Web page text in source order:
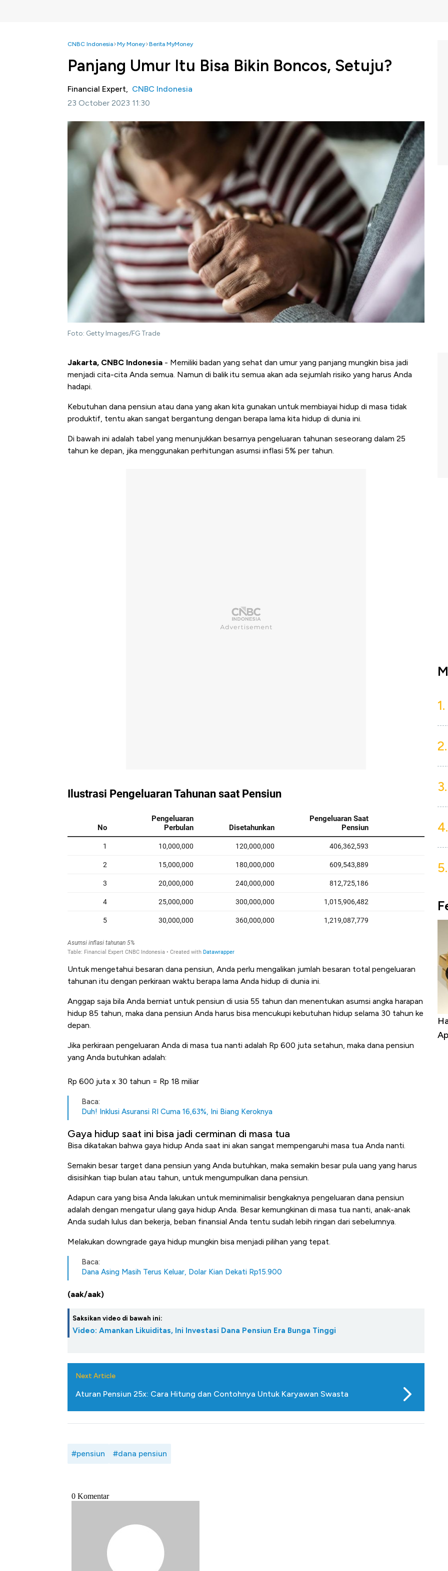
CNBC Indonesia My Money Berita MyMoney
Panjang Umur Itu Bisa Bikin Boncos, Setuju?
Financial Expert, CNBC Indonesia
23 October 2023 11:30
Foto: Getty Images/FG Trade
Jakarta, CNBC Indonesia - Memiliki badan yang sehat dan umur yang panjang mungkin bisa jadi
menjadi cita-cita Anda semua. Namun di balik itu semua akan ada sejumlah risiko yang harus Anda
hadapi.
Kebutuhan dana pensiun atau dana yang akan kita gunakan untuk membiayai hidup di masa tidak
produktif, tentu akan sangat bergantung dengan berapa lama kita hidup di dunia ini.
Di bawah ini adalah tabel yang menunjukkan besarnya pengeluaran tahunan seseorang dalam 25
tahun ke depan, jika menggunakan perhitungan asumsi inflasi 5% per tahun.
Untuk mengetahui besaran dana pensiun, Anda perlu mengalikan jumlah besaran total pengeluaran
tahunan itu dengan perkiraan waktu berapa lama Anda hidup di dunia ini.
Anggap saja bila Anda berniat untuk pensiun di usia 55 tahun dan menentukan asumsi angka harapan
hidup 85 tahun, maka dana pensiun Anda harus bisa mencukupi kebutuhan hidup selama 30 tahun ke
depan.
Jika perkiraan pengeluaran Anda di masa tua nanti adalah Rp 600 juta setahun, maka dana pensiun
yang Anda butuhkan adalah:
Rp 600 juta x 30 tahun = Rp 18 miliar
Baca:
Duh! Inklusi Asuransi RI Cuma 16,63%, Ini Biang Keroknya
Gaya hidup saat ini bisa jadi cerminan di masa tua
Bisa dikatakan bahwa gaya hidup Anda saat ini akan sangat mempengaruhi masa tua Anda nanti.
Semakin besar target dana pensiun yang Anda butuhkan, maka semakin besar pula uang yang harus
disisihkan tiap bulan atau tahun, untuk mengumpulkan dana pensiun.
Adapun cara yang bisa Anda lakukan untuk meminimalisir bengkaknya pengeluaran dana pensiun
adalah dengan mengatur ulang gaya hidup Anda. Besar kemungkinan di masa tua nanti, anak-anak
Anda sudah lulus dan bekerja, beban finansial Anda tentu sudah lebih ringan dari sebelumnya.
Melakukan downgrade gaya hidup mungkin bisa menjadi pilihan yang tepat.
Baca:
Dana Asing Masih Terus Keluar, Dolar Kian Dekati Rp15.900
(aak/aak)
Saksikan video di bawah ini:
Video: Amankan Likuiditas, Ini Investasi Dana Pensiun Era Bunga Tinggi
Next Article
Aturan Pensiun 25x: Cara Hitung dan Contohnya Untuk Karyawan Swasta
#pensiun #dana pensiun
1.
2.
3.
4.
5.
Ini Kekuatan Uang Embraer Kuasai
Harga Batu Bara Bangkit, Ada Kabar